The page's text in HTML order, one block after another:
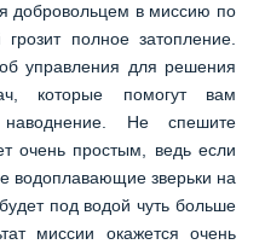
добровольцем в миссию по
полное затопление.
управления для решения
которые помогут вам
наводнение. Не спешите
очень простым, ведь если
водоплавающие зверьки на
под водой чуть больше
миссии окажется очень